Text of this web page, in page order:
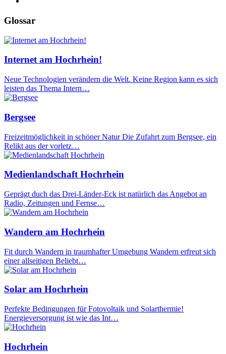
Glossar
Internet am Hochrhein!
Neue Technologien verändern die Welt. Keine Region kann es sich
leisten das Thema Intern…
Bergsee
Freizeitmöglichkeit in schöner Natur Die Zufahrt zum Bergsee, ein
Relikt aus der vorletz…
Medienlandschaft Hochrhein
Geprägt duch das Drei-Länder-Eck ist natürlich das Angebot an
Radio, Zeitungen und Fernse…
Wandern am Hochrhein
Fit durch Wandern in traumhafter Umgebung Wandern erfreut sich
einer allseitigen Beliebt…
Solar am Hochrhein
Perfekte Bedingungen für Fotovoltaik und Solarthermie!
Energieversorgung ist wie das Int…
Hochrhein